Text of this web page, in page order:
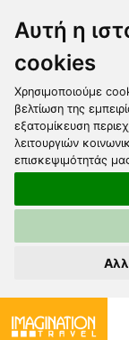
Αυτή η
cookies
Χρησιμοποιούμε
βελτίωση της
εξατομίκευση
λειτουργιών
επισκεψιμότητάς